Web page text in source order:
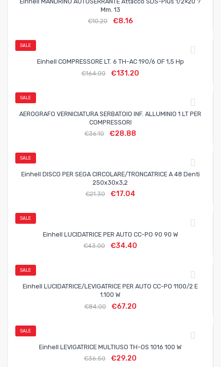
Mm. 13
€10.20 €8.16
SALE
Einhell COMPRESSORE LT. 6 TH-AC 190/6 OF 1,5 Hp
€164.00 €131.20
SALE
AEROGRAFO VERNICIATURA SERBATOIO INF. ALLUMINIO 1 LT PER
COMPRESSORI
€36.10 €28.88
SALE
Einhell DISCO PER SEGA CIRCOLARE/TRONCATRICE A 48 Denti
250x30x3,2
€21.30 €17.04
SALE
Einhell LUCIDATRICE PER AUTO CC-PO 90 90 W
€43.00 €34.40
SALE
Einhell LUCIDATRICE/LEVIGATRICE PER AUTO CC-PO 1100/2 E
1.100 W
€84.00 €67.20
SALE
Einhell LEVIGATRICE MULTIUSO TH-OS 1016 100 W
€36.50 €29.20